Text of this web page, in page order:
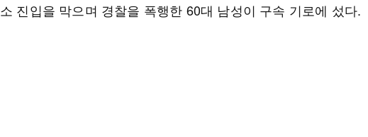
소 진입을 막으며 경찰을 폭행한 60대 남성이 구속 기로에 섰다.